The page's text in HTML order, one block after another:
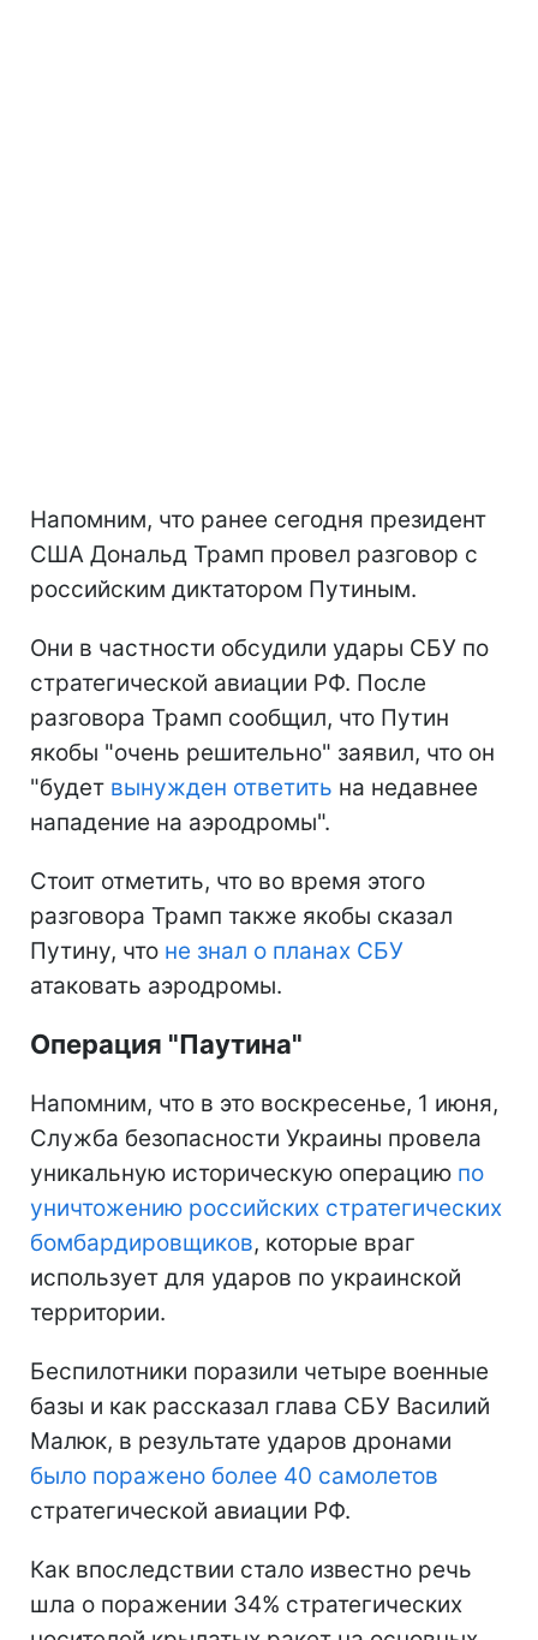
Напомним, что ранее сегодня президент
США Дональд Трамп провел разговор с
российским диктатором Путиным.
Они в частности обсудили удары СБУ по
стратегической авиации РФ. После
разговора Трамп сообщил, что Путин
якобы "очень решительно" заявил, что он
"будет вынужден ответить на недавнее
нападение на аэродромы".
Стоит отметить, что во время этого
разговора Трамп также якобы сказал
Путину, что не знал о планах СБУ
атаковать аэродромы.
Операция "Паутина"
Напомним, что в это воскресенье, 1 июня,
Служба безопасности Украины провела
уникальную историческую операцию по
уничтожению российских стратегических
бомбардировщиков, которые враг
использует для ударов по украинской
территории.
Беспилотники поразили четыре военные
базы и как рассказал глава СБУ Василий
Малюк, в результате ударов дронами
было поражено более 40 самолетов
стратегической авиации РФ.
Как впоследствии стало известно речь
шла о поражении 34% стратегических